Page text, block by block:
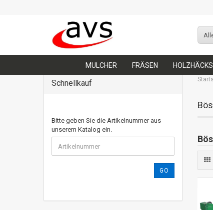
MULCHER FRÄSEN
Schnellkauf
Bitte geben Sie die Artikelnummer aus
unserem Katalog ein.
GO